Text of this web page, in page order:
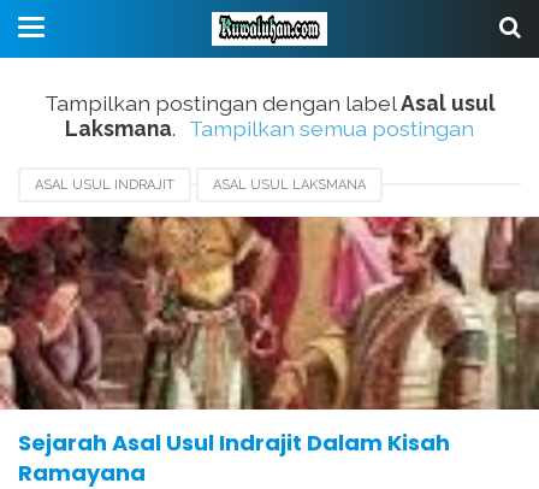
Tampilkan postingan dengan labelAsal usul
Laksmana. Tampilkan semua postingan
ASAL USUL INDRAJIT ASAL USUL LAKSMANA
ASAL USUL RAMAYANA ASAL USUL SRI RAMA
KEMATIAN INDRAJIT KESAKTIAN ANOMAN
KESAKTIAN INDRAJIT KETURUNAN RAHWANA
KISAH RAMAYANA
Sejarah Asal Usul Indrajit Dalam Kisah
Ramayana